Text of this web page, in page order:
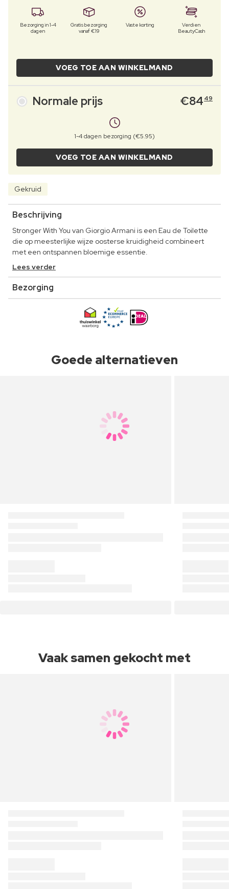
Bezorging in 1-4
dagen
Gratis bezorging
vanaf €19
Vaste korting
Verdien
BeautyCash
VOEG TOE AAN WINKELMAND
Normale prijs €84 49
1-4 dagen bezorging (€5.95)
VOEG TOE AAN WINKELMAND
Gekruid
Beschrijving
Stronger With You van Giorgio Armani is een Eau de Toilette
die op meesterlijke wijze oosterse kruidigheid combineert
met een ontspannen bloemige essentie.
Lees verder
Bezorging
Goede alternatieven
Vaak samen gekocht met